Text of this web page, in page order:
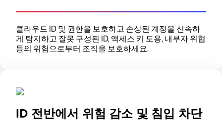
클라우드 ID 및 권한을 보호하고 손상된 계정을 신속하
게 탐지하고 잘못 구성된 ID, 액세스 키 도용, 내부자 위협
등의 위험으로부터 조직을 보호하세요.
ID 전반에서 위험 감소 및 침입 차단